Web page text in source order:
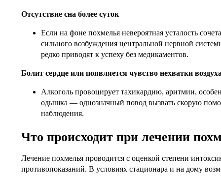
Отсутствие сна более суток
Если на фоне похмелья невероятная усталость
сильного возбуждения центральной нервной
редко приводят к успеху без медикаментов.
Болит сердце или появляется чувство нехватки
Алкоголь провоцирует тахикардию, аритмии,
одышка — однозначный повод вызвать скорую
наблюдения.
Что происходит при лечении
Лечение похмелья проводится с оценкой степени
противопоказаний. В условиях стационара и на дому